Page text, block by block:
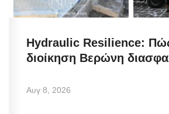
Hydraulic Resilience:
διοίκηση Βερώνη
Αυγ 8, 2026